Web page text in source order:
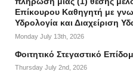
Επίκουρου Καθηγητή με
Υδρολογία και Διαχείριση
Monday July 13th, 2026
Φοιτητικό Στεγαστικό
Thursday July 2nd, 2026